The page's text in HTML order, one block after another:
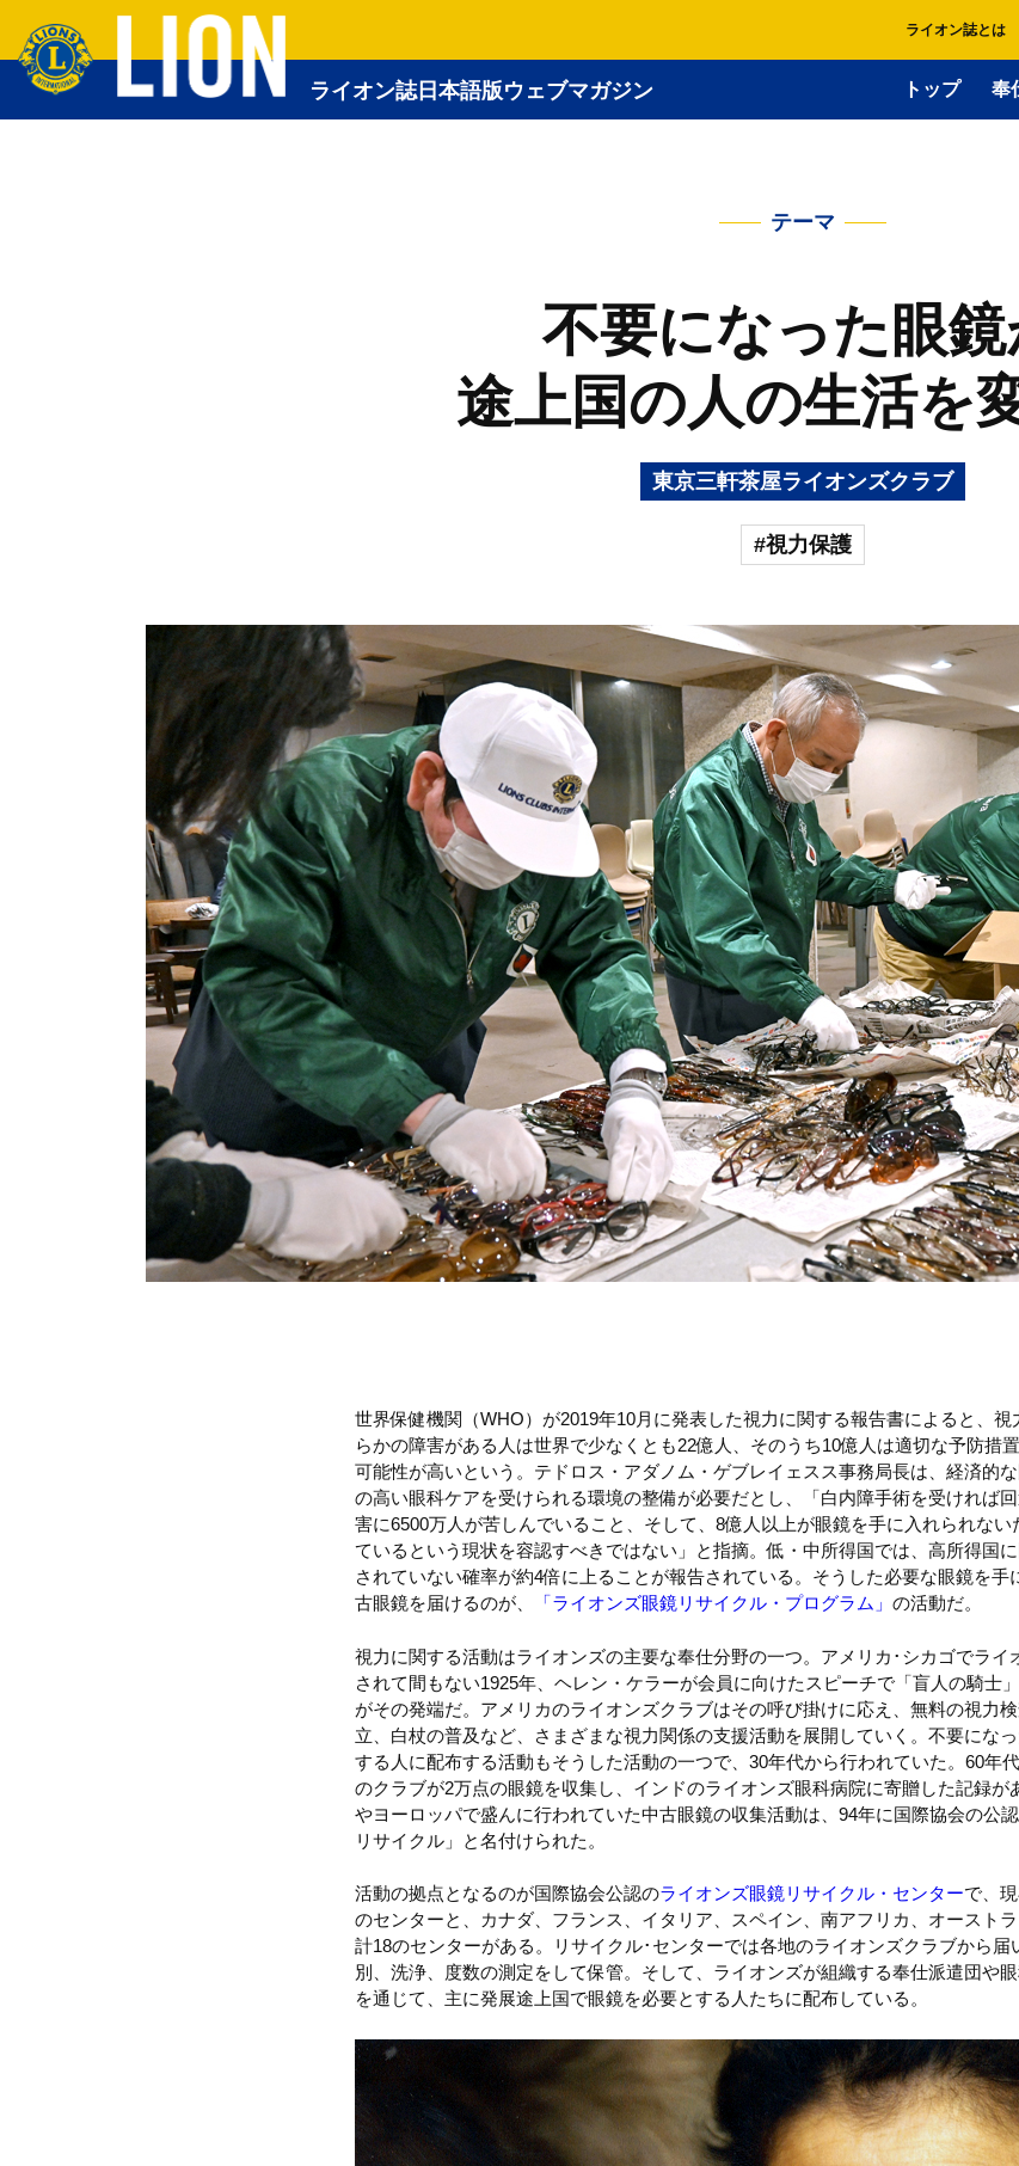
ライオン誌日本語版ウェブマガジン
ライオン誌とは
トップ 奉
テーマ
不要になった眼鏡
途上国の人の生活を
東京三軒茶屋ライオンズクラブ
#視力保護
世界保健機関（WHO）が2019年10月に発表した視力に関する報告書によると、
らかの障害がある人は世界で少なくとも22億人、そのうち10億人は適切な予防措
可能性が高いという。テドロス・アダノム・ゲブレイェスス事務局長は、経済的
の高い眼科ケアを受けられる環境の整備が必要だとし、「白内障手術を受ければ
害に6500万人が苦しんでいること、そして、8億人以上が眼鏡を手に入れられな
ているという現状を容認すべきではない」と指摘。低・中所得国では、高所得国
されていない確率が約4倍に上ることが報告されている。そうした必要な眼鏡を手
古眼鏡を届けるのが、
「ライオンズ眼鏡リサイクル・プログラム」 の活動だ。
視力に関する活動はライオンズの主要な奉仕分野の一つ。アメリカ･シカゴでライ
されて間もない1925年、ヘレン・ケラーが会員に向けたスピーチで「盲人の騎士
がその発端だ。アメリカのライオンズクラブはその呼び掛けに応え、無料の視力
立、白杖の普及など、さまざまな視力関係の支援活動を展開していく。不要にな
する人に配布する活動もそうした活動の一つで、30年代から行われていた。60年
のクラブが2万点の眼鏡を収集し、インドのライオンズ眼科病院に寄贈した記録が
やヨーロッパで盛んに行われていた中古眼鏡の収集活動は、94年に国際協会の公
リサイクル」と名付けられた。
活動の拠点となるのが国際協会公認のライオンズ眼鏡リサイクル・センターで、
のセンターと、カナダ、フランス、イタリア、スペイン、南アフリカ、オースト
計18のセンターがある。リサイクル･センターでは各地のライオンズクラブから届
別、洗浄、度数の測定をして保管。そして、ライオンズが組織する奉仕派遣団や
を通じて、主に発展途上国で眼鏡を必要とする人たちに配布している。